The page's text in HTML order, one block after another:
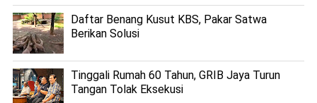
Daftar Benang Kusut KBS, Pakar Satwa
Berikan Solusi
Tinggali Rumah 60 Tahun, GRIB Jaya Turun
Tangan Tolak Eksekusi